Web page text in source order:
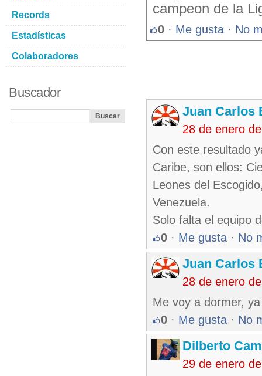
campeon de la
0 · Me gusta · No
Juan Carlos
28 de enero
Con este resultado
Caribe, son ellos:
Leones del
Venezuela.
Solo falta el equipo
0 · Me gusta · No
Juan Carlos
28 de enero
Me voy a dormer,
0 · Me gusta · No
Dilberto
29 de enero
Records
Estadísticas
Colaboradores
Buscador